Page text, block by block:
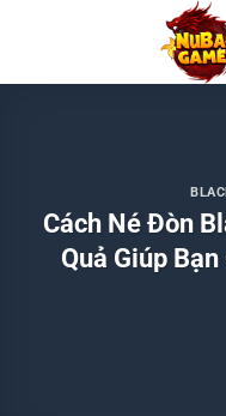
nội
Cách Né Đòn
Quả Giúp